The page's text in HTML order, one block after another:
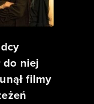
do niej
filmy